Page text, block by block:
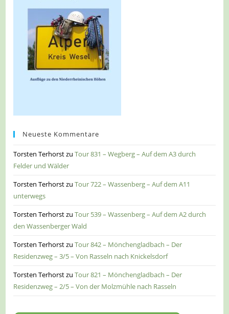
Neueste Kommentare
Torsten TerhorstzuTour 831 – Wegberg – Auf dem A3 durch
Felder und Wälder
Torsten TerhorstzuTour 722 – Wassenberg – Auf dem A11
unterwegs
Torsten TerhorstzuTour 539 – Wassenberg – Auf dem A2 durch
den Wassenberger Wald
Torsten TerhorstzuTour 842 – Mönchengladbach – Der
Residenzweg – 3/5 – Von Rasseln nach Knickelsdorf
Torsten TerhorstzuTour 821 – Mönchengladbach – Der
Residenzweg – 2/5 – Von der Molzmühle nach Rasseln